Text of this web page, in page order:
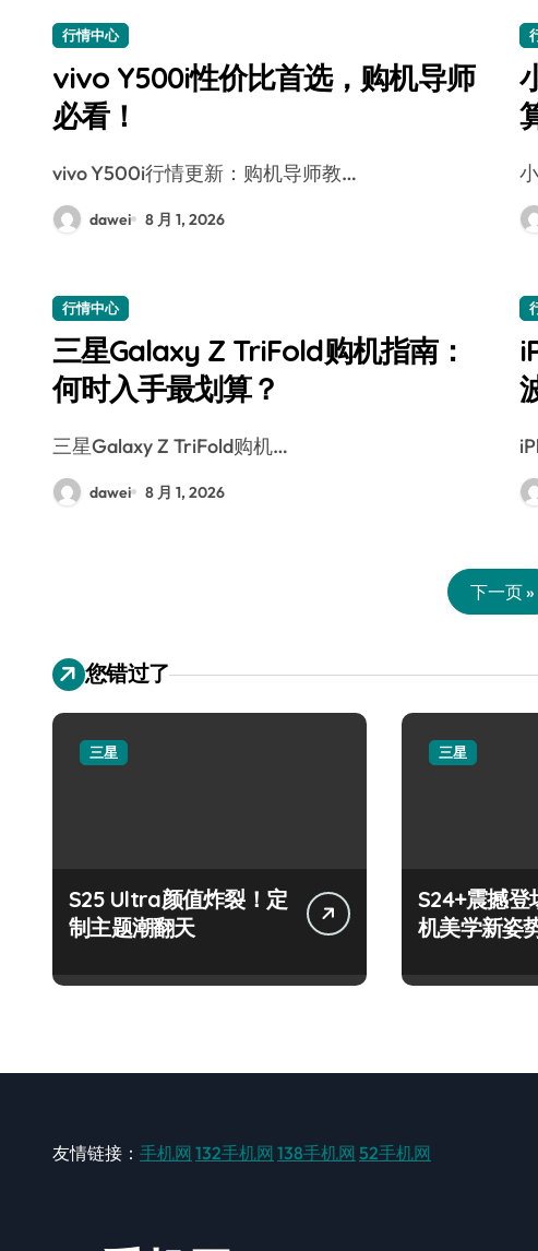
行情中心
vivo Y500i性价比首选，购机导师
必看！
vivo Y500i行情更新：购机导师教…
dawei 8 月 1, 2026
行情中心
三星Galaxy Z TriFold购机指南：
何时入手最划算？
三星Galaxy Z TriFold购机…
dawei 8 月 1, 2026
下一页 »
您错过了
三星
S25 Ultra颜值炸裂！定
制主题潮翻天
三星
S24+震撼登
机美学新姿
友情链接： 手机网 132手机网 138手机网 52手机网